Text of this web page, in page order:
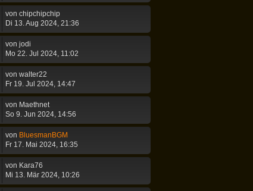
von chipchipchip
Di 13. Aug 2024, 21:36
von jodi
Mo 22. Jul 2024, 11:02
von walter22
Fr 19. Jul 2024, 14:47
von Maethnet
So 9. Jun 2024, 14:56
von BluesmanBGM
Fr 17. Mai 2024, 16:35
von Kara76
Mi 13. Mär 2024, 10:26